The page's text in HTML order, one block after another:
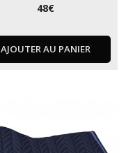
48€
AJOUTER AU PANIER